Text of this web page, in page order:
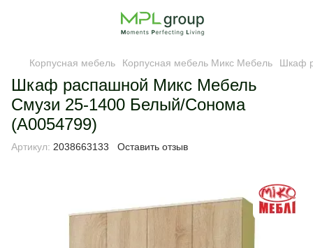
Корпусная мебель Корпусная мебель Микс Мебель Шкаф
Шкаф распашной Микс Мебель
Смузи 25-1400 Белый/Сонома
(А0054799)
Артикул: 2038663133 Оставить отзыв